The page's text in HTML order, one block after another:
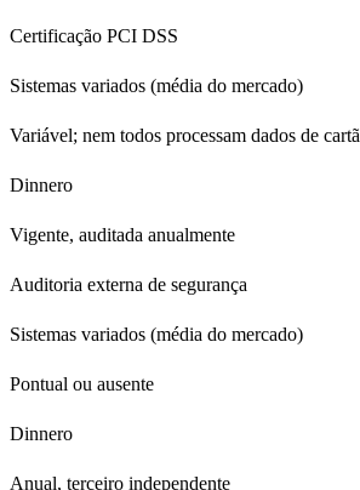
Certificação PCI DSS
Sistemas variados (média do mercado)
Variável; nem todos processam dados de
Dinnero
Vigente, auditada anualmente
Auditoria externa de segurança
Sistemas variados (média do mercado)
Pontual ou ausente
Dinnero
Anual, terceiro independente